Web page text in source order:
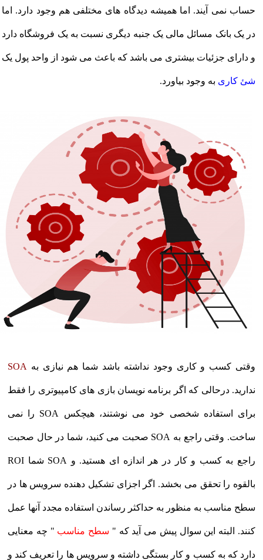
حساب نمی آیند. اما همیشه دیدگاه های مختلفی هم وجود دارد. اما
در یک بانک مسائل مالی یک جنبه دیگری نسبت به یک فروشگاه دارد
و دارای جزئیات بیشتری می باشد که باعث می شود از واحد پول یک
شئ کاری به وجود بیاورد.
وقتی کسب و کاری وجود نداشته باشد شما هم نیازی بهSOA
ندارید. درحالی که اگر برنامه نویسان بازی های کامپیوتری را فقط
برای استفاده شخصی خود می نوشتند، هیچکس SOA را نمی
ساخت. وقتی راجع به SOA صحبت می کنید، شما در حال صحبت
راجع به کسب و کار در هر اندازه ای هستید. و SOA شما ROI
بالقوه را تحقق می بخشد. اگر اجزای تشکیل دهنده سرویس ها در
سطح مناسب به منظور به حداکثر رساندن استفاده مجدد آنها عمل
کنند. البته این سوال پیش می آید که " سطح مناسب" چه معنایی
دارد که به کسب و کار بستگی داشته و سرویس ها را تعریف کند و